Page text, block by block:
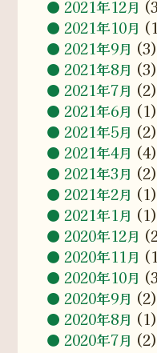
2021年12月
2021年10月
2021年9月 (3)
2021年8月 (3)
2021年7月 (2)
2021年6月 (1)
2021年5月 (2)
2021年4月 (4)
2021年3月 (2)
2021年2月 (1)
2021年1月 (1)
2020年12月
2020年11月
2020年10月
2020年9月 (2)
2020年8月 (1)
2020年7月 (2)